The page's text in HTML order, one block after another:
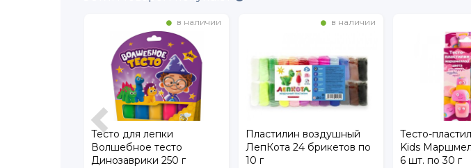
в наличии
Тесто для лепки
Волшебное тесто
Динозаврики 250 г
в наличии
Пластилин воздушный
ЛепКота 24 брикетов по
10 г
Тесто-
Kids
6 шт. по 30 г